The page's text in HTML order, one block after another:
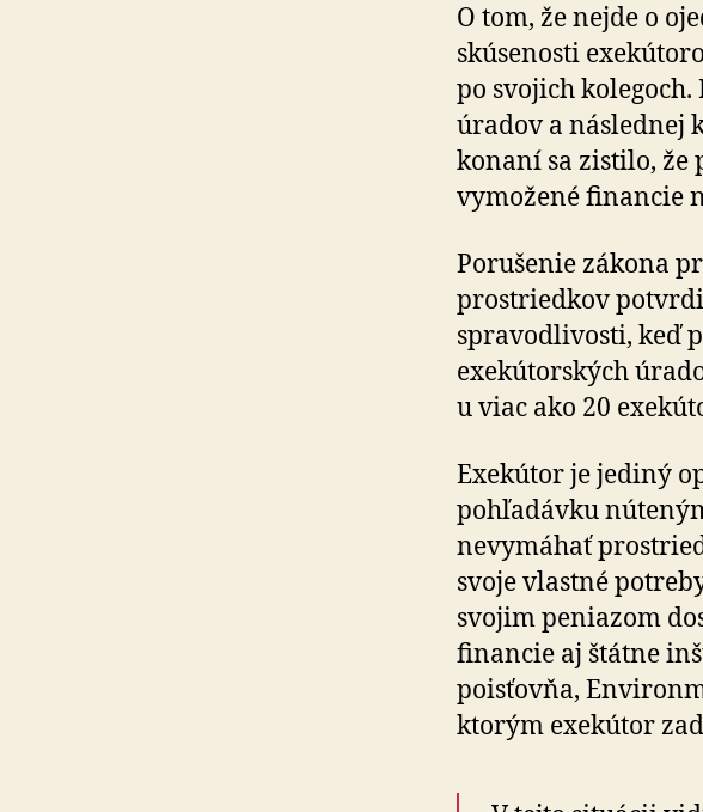
O tom, že nejde o
skúsenosti
po svojich
úradov a následnej
konaní sa zistilo, že
vymožené financie
Porušenie zákona
prostriedkov
spravodlivosti, keď
exekútorských
u viac ako 20
Exekútor je jediný
pohľadávku
nevymáhať
svoje vlastné
svojim peniazom
financie aj štátne
poisťovňa,
ktorým exekútor